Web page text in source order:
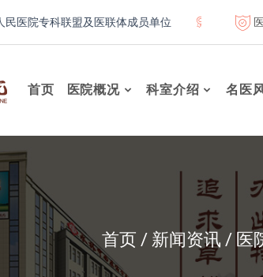
科联盟及医联体成员单位 首都医科大学附属
首页 医院概况 科室介绍 名医
首页 新闻资讯 医